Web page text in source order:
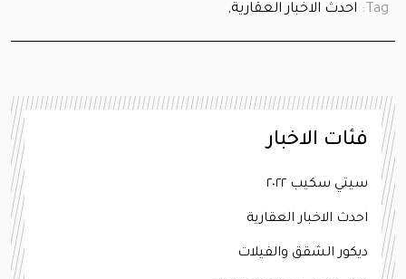
Tag: احدث الاخبار العقارية,
فئات الاخبار
سيتي سكيب ٢٠٢٢
احدث الاخبار العقارية
ديكور الشقق والفيلات